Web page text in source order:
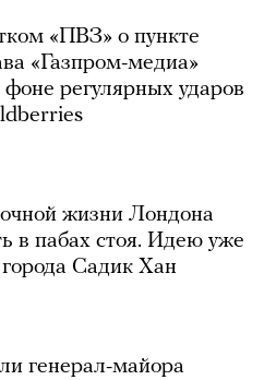
«ПВЗ» о пункте
«Газпром-медиа»
регулярных ударов
жизни Лондона
в пабах стоя. Идею уже
Садик Хан
генерал-майора